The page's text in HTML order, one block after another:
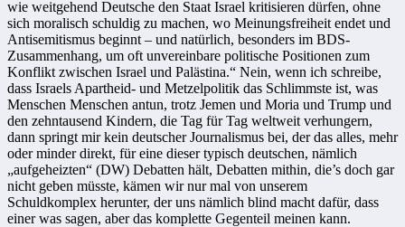
wie weitgehend Deutsche den Staat Israel kritisieren dürfen, ohne
sich moralisch schuldig zu machen, wo Meinungsfreiheit endet und
Antisemitismus beginnt – und natürlich, besonders im BDS-
Zusammenhang, um oft unvereinbare politische Positionen zum
Konflikt zwischen Israel und Palästina.“ Nein, wenn ich schreibe,
dass Israels Apartheid- und Metzelpolitik das Schlimmste ist, was
Menschen Menschen antun, trotz Jemen und Moria und Trump und
den zehntausend Kindern, die Tag für Tag weltweit verhungern,
dann springt mir kein deutscher Journalismus bei, der das alles, mehr
oder minder direkt, für eine dieser typisch deutschen, nämlich
„aufgeheizten“ (DW) Debatten hält, Debatten mithin, die’s doch gar
nicht geben müsste, kämen wir nur mal von unserem
Schuldkomplex herunter, der uns nämlich blind macht dafür, dass
einer was sagen, aber das komplette Gegenteil meinen kann.